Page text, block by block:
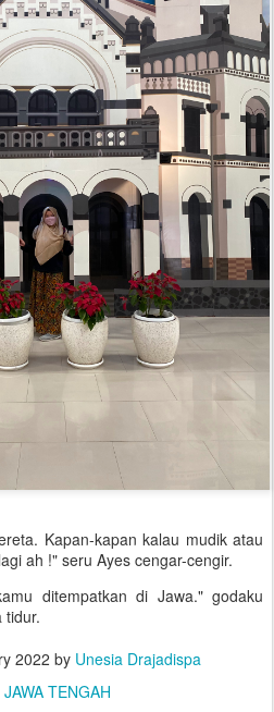
Kapan-kapan kalau mudik atau
ah !" seru Ayes cengar-cengir.
ditempatkan di Jawa." godaku
tidur.
2022 by Unesia Drajadispa
JAWA TENGAH